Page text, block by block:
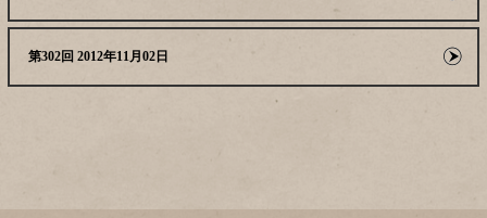
第302回 2012年11月02日